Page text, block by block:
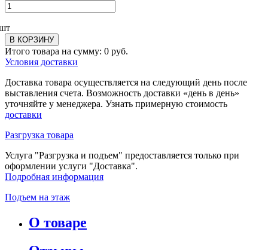
В КОРЗИНУ
Итого товара на сумму: 0 руб.
Условия доставки
Доставка товара осуществляется на следующий день после
выставления счета. Возможность доставки «день в день»
уточняйте у менеджера. Узнать примерную стоимость
доставки
Разгрузка товара
Услуга "Разгрузка и подъем" предоставляется только при
оформлении услуги "Доставка".
Подробная информация
Подъем на этаж
О товаре